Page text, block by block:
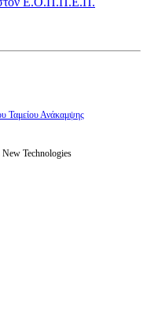
Ταμείου Ανάκαμψης
Technologies